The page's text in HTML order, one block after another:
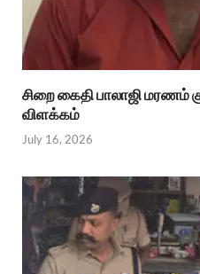
சிறை கைதி பாலாஜி மரணம்
விளக்கம்
July 16, 2026